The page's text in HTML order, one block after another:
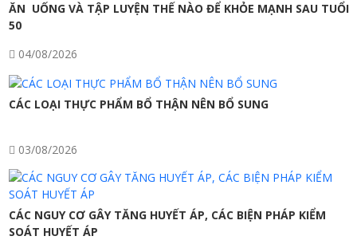
ĂN UỐNG VÀ TẬP LUYỆN THẾ NÀO ĐỂ KHỎE MẠNH SAU TUỔI
50
04/08/2026
CÁC LOẠI THỰC PHẨM BỔ THẬN NÊN BỔ SUNG
03/08/2026
CÁC NGUY CƠ GÂY TĂNG HUYẾT ÁP, CÁC BIỆN PHÁP KIỂM
SOÁT HUYẾT ÁP